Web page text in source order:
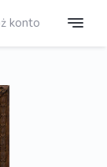
konto